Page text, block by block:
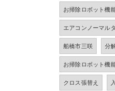
お掃除ロボット機
エアコンノーマル
船橋市三咲 分
お掃除ロボット機
クロス張替え